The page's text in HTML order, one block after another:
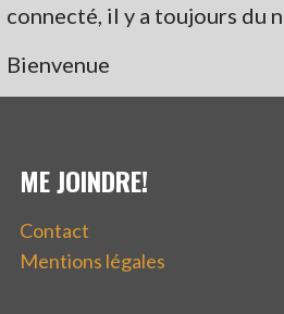
connecté, il y a toujours du
Bienvenue
ME JOINDRE!
Contact
Mentions légales